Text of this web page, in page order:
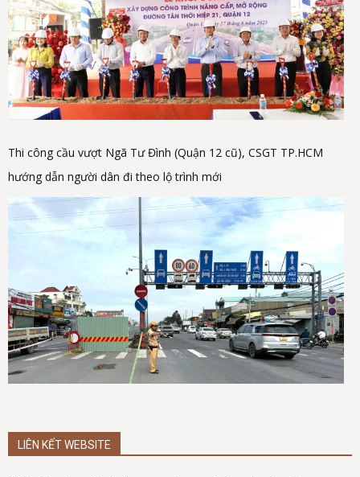
Thi công cầu vượt Ngã Tư Đình (Quận 12 cũ), CSGT TP.HCM
hướng dẫn người dân đi theo lộ trình mới
LIÊN KẾT WEBSITE